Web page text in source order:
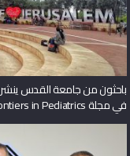
باحثون من جامعة القدس
في مجلة Frontiers in Pediatrics